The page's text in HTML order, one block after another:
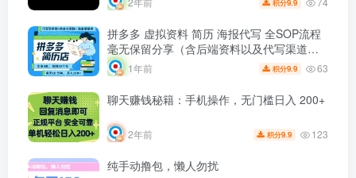
积分9.9
拼多多 虚拟资料 简历 海报代写 全SOP流程
毫无保留分享（含后端资料以及代写渠道）
每天十分钟 每人实名四个店 矩阵30个账号
轻轻松松 月入10W
1年前 积分9.9 63
聊天赚钱秘籍：手机操作，无门槛日入 200+
2年前 积分9.9 123
纯手动撸包，懒人勿扰